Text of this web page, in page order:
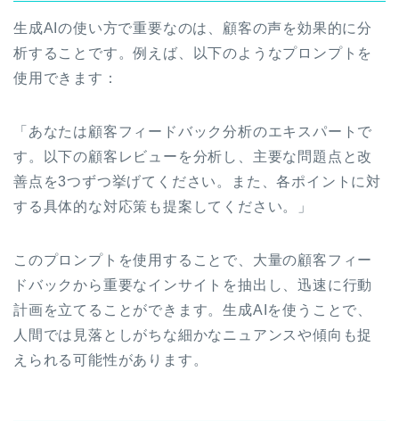
生成AIの使い方で重要なのは、顧客の声を効果的に分
析することです。例えば、以下のようなプロンプトを
使用できます：
「あなたは顧客フィードバック分析のエキスパートで
す。以下の顧客レビューを分析し、主要な問題点と改
善点を3つずつ挙げてください。また、各ポイントに対
する具体的な対応策も提案してください。」
このプロンプトを使用することで、大量の顧客フィー
ドバックから重要なインサイトを抽出し、迅速に行動
計画を立てることができます。生成AIを使うことで、
人間では見落としがちな細かなニュアンスや傾向も捉
えられる可能性があります。